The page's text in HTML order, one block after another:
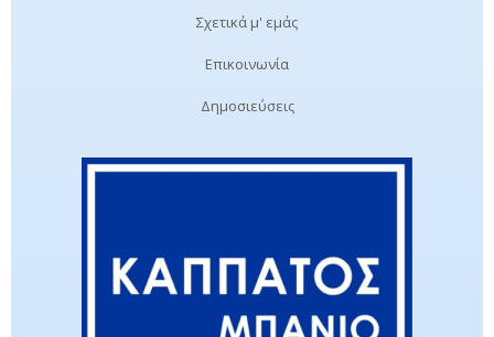
Σχετικά μ' εμάς
Επικοινωνία
Δημοσιεύσεις